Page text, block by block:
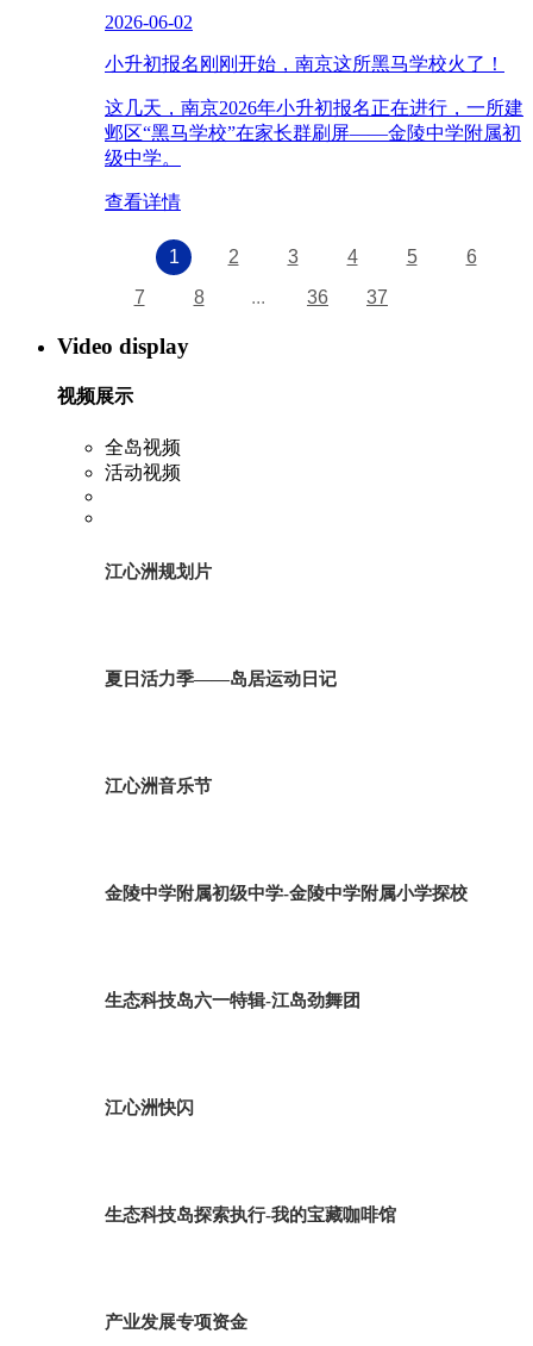
2026-06-02
小升初报名刚刚开始，南京这所黑马学校火了！
这几天，南京2026年小升初报名正在进行，一所建
邺区“黑马学校”在家长群刷屏——金陵中学附属初
级中学。
查看详情
1 2 3 4 5
6
7
8 ... 36 37
Video display
视频展示
全岛视频
活动视频
江心洲规划片
夏日活力季——岛居运动日记
江心洲音乐节
金陵中学附属初级中学-金陵中学附属小学探校
生态科技岛六一特辑-江岛劲舞团
江心洲快闪
生态科技岛探索执行-我的宝藏咖啡馆
产业发展专项资金